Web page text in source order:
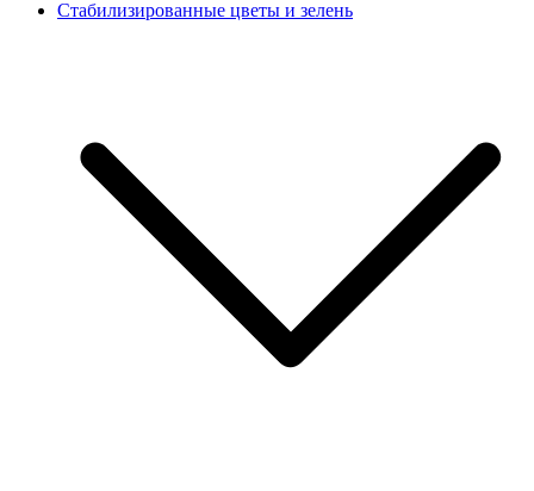
Стабилизированные цветы и зелень